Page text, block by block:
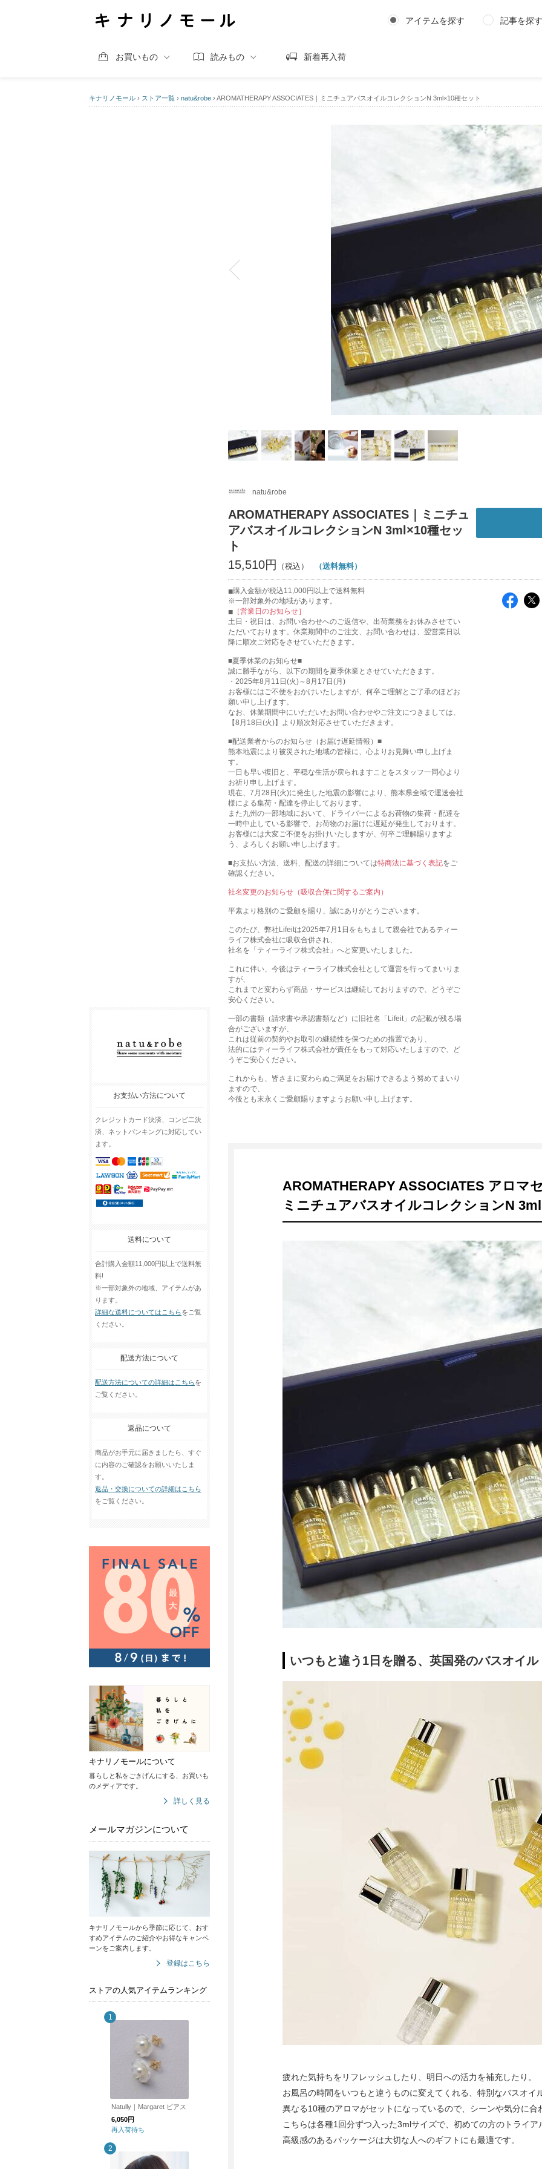
アイテムを探す 記事を探す
お買いもの 読みもの 新着再入荷
キナリノモール › ストア一覧 › natu&robe › AROMATHERAPY ASSOCIATES｜ミニチュアバスオイルコレクションN 3ml×10種セット
お支払い方法について
クレジットカード決済、コンビ二決
済、ネットバンキングに対応してい
ます。
送料について
合計購入金額11,000円以上で送料無
料!
※一部対象外の地域、アイテムがあ
ります。
詳細な送料についてはこちらをご覧
ください。
配送方法について
配送方法についての詳細はこちらを
ご覧ください。
返品について
商品がお手元に届きましたら、すぐ
に内容のご確認をお願いいたしま
す。
返品・交換についての詳細はこちら
をご覧ください。
キナリノモールについて
暮らしと私をごきげんにする、お買いも
のメディアです。
詳しく見る
メールマガジンについて
キナリノモールから季節に応じて、おす
すめアイテムのご紹介やお得なキャンペ
ーンをご案内します。
登録はこちら
ストアの人気アイテムランキング
Natully｜Margaret ピアス
6,050円
再入荷待ち
natu&robe
AROMATHERAPY ASSOCIATES｜ミニチュ
アバスオイルコレクションN 3ml×10種セッ
ト
15,510円
（送料無料）
購入金額が税込11,000円以上で送料無料
※一部対象外の地域があります。
［営業日のお知らせ］
土日・祝日は、お問い合わせへのご返信や、出荷業務をお休みさせてい
ただいております。休業期間中のご注文、お問い合わせは、翌営業日以
降に順次ご対応をさせていただきます。
■夏季休業のお知らせ■
誠に勝手ながら、以下の期間を夏季休業とさせていただきます。
・2025年8月11日(火)～8月17日(月)
お客様にはご不便をおかけいたしますが、何卒ご理解とご了承のほどお
願い申し上げます。
なお、休業期間中にいただいたお問い合わせやご注文につきましては、
【8月18日(火)】より順次対応させていただきます。
■配送業者からのお知らせ（お届け遅延情報）■
熊本地震により被災された地域の皆様に、心よりお見舞い申し上げま
す。
一日も早い復旧と、平穏な生活が戻られますことをスタッフ一同心より
お祈り申し上げます。
現在、7月28日(火)に発生した地震の影響により、熊本県全域で運送会社
様による集荷・配達を停止しております。
また九州の一部地域において、ドライバーによるお荷物の集荷・配達を
一時中止している影響で、お荷物のお届けに遅延が発生しております。
お客様には大変ご不便をお掛けいたしますが、何卒ご理解賜りますよ
う、よろしくお願い申し上げます。
■お支払い方法、送料、配送の詳細については特商法に基づく表記をご
確認ください。
社名変更のお知らせ（吸収合併に関するご案内）
平素より格別のご愛顧を賜り、誠にありがとうございます。
このたび、弊社Lifeitは2025年7月1日をもちまして親会社であるティー
ライフ株式会社に吸収合併され、
社名を「ティーライフ株式会社」へと変更いたしました。
これに伴い、今後はティーライフ株式会社として運営を行ってまいりま
すが、
これまでと変わらず商品・サービスは継続しておりますので、どうぞご
安心ください。
一部の書類（請求書や承認書類など）に旧社名「Lifeit」の記載が残る場
合がございますが、
これは従前の契約やお取引の継続性を保つための措置であり、
法的にはティーライフ株式会社が責任をもって対応いたしますので、ど
うぞご安心ください。
これからも、皆さまに変わらぬご満足をお届けできるよう努めてまいり
ますので、
今後とも末永くご愛顧賜りますようお願い申し上げます。
AROMATHERAPY ASSOCIATES アロマ
ミニチュアバスオイルコレクションN
いつもと違う1日を贈る、英国発のバスオイル
疲れた気持ちをリフレッシュしたり、明日への活力を補充したり。
お風呂の時間をいつもと違うものに変えてくれる、特別なバスオイ
異なる10種のアロマがセットになっているので、シーンや気分に合
こちらは各種1回分ずつ入った3mlサイズで、初めての方のトライア
高級感のあるパッケージは大切な人へのギフトにも最適です。